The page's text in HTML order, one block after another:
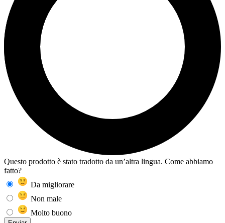
Questo prodotto è stato tradotto da un’altra lingua. Come abbiamo
fatto?
Da migliorare
Non male
Molto buono